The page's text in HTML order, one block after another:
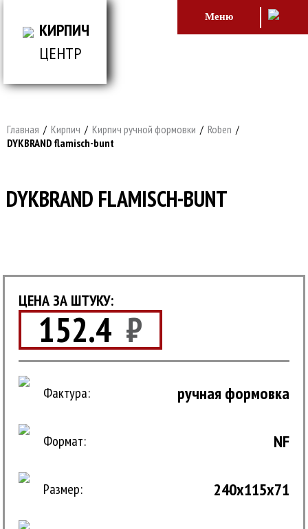
КИРПИЧ
ЦЕНТР
Меню
Главная / Кирпич / Кирпич ручной формовки / Roben /
DYKBRAND flamisch-bunt
DYKBRAND FLAMISCH-BUNT
ЦЕНА ЗА ШТУКУ:
152.4 ₽
Фактура: ручная формовка
Формат: NF
Размер: 240x115x71